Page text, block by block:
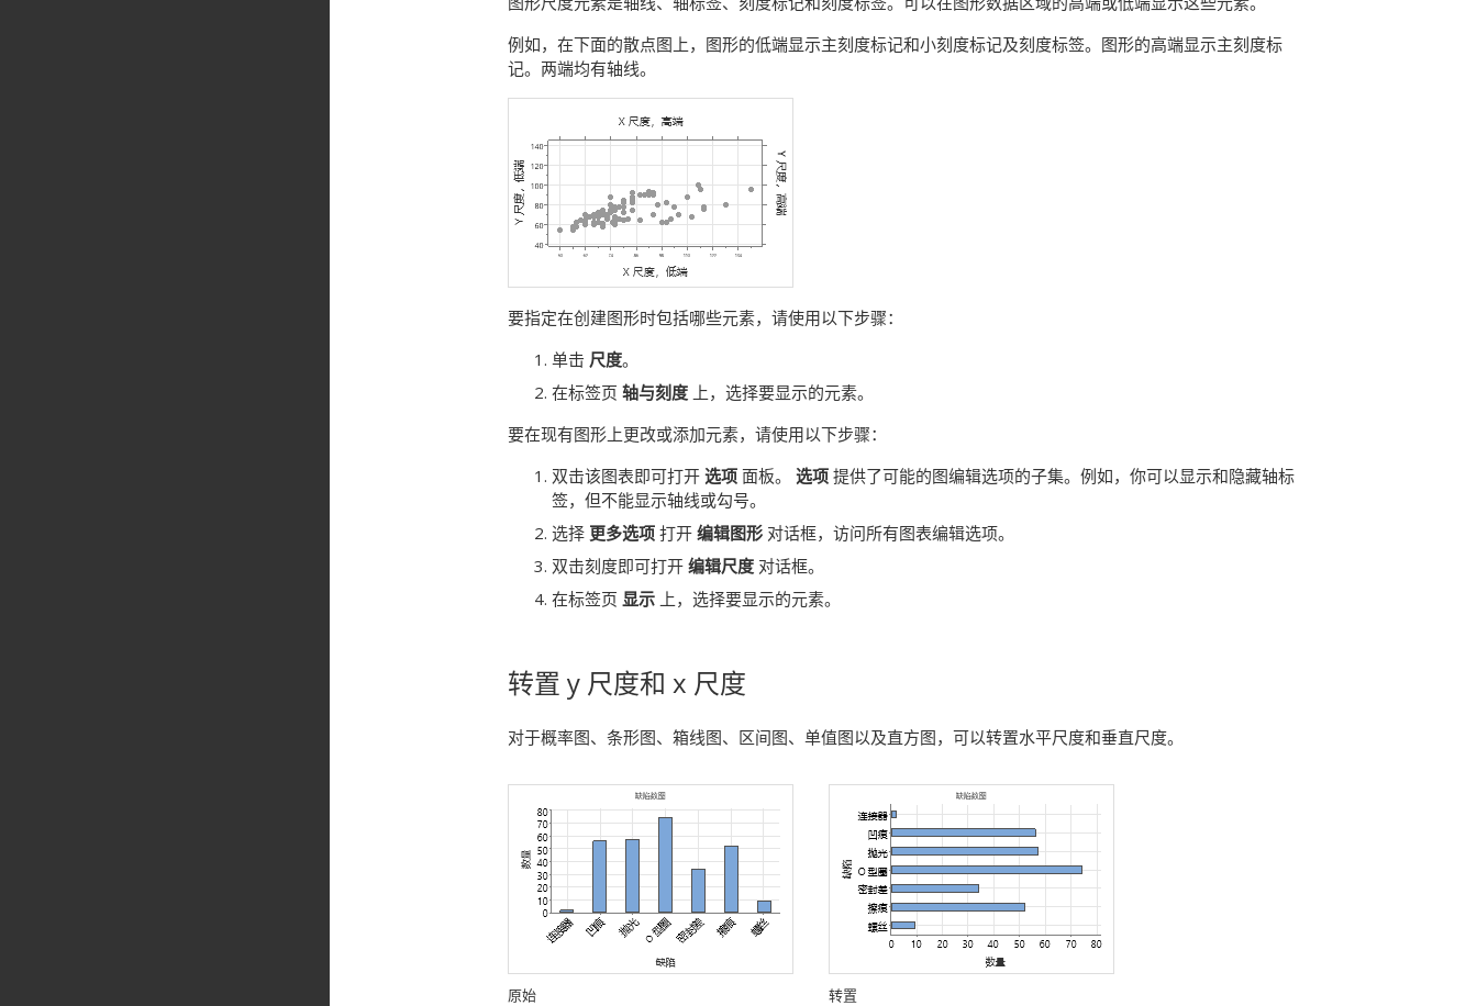
例如，在下面的散点图上，图形的低端显示主刻度标记和小刻度标记及刻度标签。图形的高端显示主刻度标
记。两端均有轴线。
要指定在创建图形时包括哪些元素，请使用以下步骤：
单击 尺度。
在标签页 轴与刻度 上，选择要显示的元素。
要在现有图形上更改或添加元素，请使用以下步骤：
双击该图表即可打开 选项 面板。 选项 提供了可能的图编辑选项的子集。例如，你可以显示和隐藏轴标
签，但不能显示轴线或勾号。
选择 更多选项 打开 编辑图形 对话框，访问所有图表编辑选项。
双击刻度即可打开 编辑尺度 对话框。
在标签页 显示 上，选择要显示的元素。
转置 y 尺度和 x 尺度
对于概率图、条形图、箱线图、区间图、单值图以及直方图，可以转置水平尺度和垂直尺度。
原始 转置